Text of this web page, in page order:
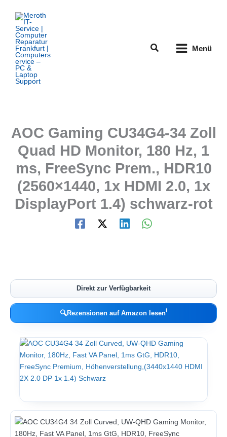
Inhalt
springen
Suchen Menü
AOC Gaming CU34G4-34 Zoll
Quad HD Monitor, 180 Hz, 1
ms, FreeSync Prem., HDR10
(2560×1440, 1x HDMI 2.0, 1x
DisplayPort 1.4) schwarz-rot
Direkt zur Verfügbarkeit
🔍Rezensionen auf Amazon lesenℹ︎